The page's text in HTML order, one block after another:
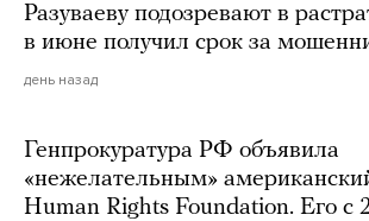
Разуваеву подозревают в
в июне получил срок за
день назад
Генпрокуратура РФ объявила
«нежелательным»
Human Rights Foundation. Его с